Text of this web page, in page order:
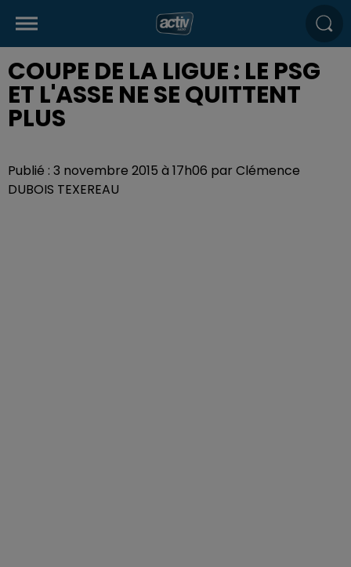
COUPE DE LA LIGUE : LE PSG
ET L'ASSE NE SE QUITTENT
PLUS
Publié : 3 novembre 2015 à 17h06 par Clémence
DUBOIS TEXEREAU